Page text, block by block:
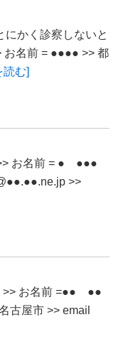
かく診察しないと
お名前 = ●●●● >> 都
む]
お名前 = ● ●●●
>>
>> お名前 =●● ●●
古屋市 >> email